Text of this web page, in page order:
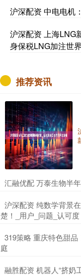
沪深配资 中电电机
沪深配资 上海LNG
身保税LNG加注世
推荐资讯
汇融优配 万泰生物半
沪深配资 纯数学背景
楚！_用户_问题_认可度
​319策略 重庆特色甜
庭
融胜配资 机器人“挤奶